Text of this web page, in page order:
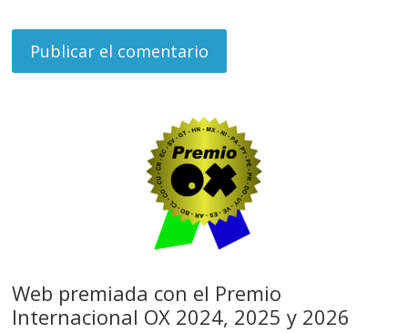
Web premiada con el Premio
Internacional OX 2024, 2025 y 2026